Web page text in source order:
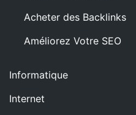
Acheter des Backlinks
Améliorez Votre SEO
Informatique
Internet